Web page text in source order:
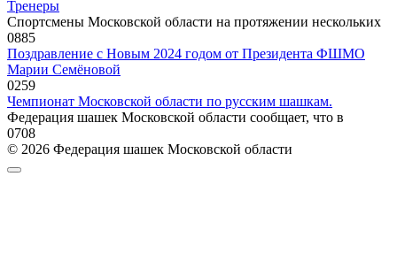
Тренеры
Спортсмены Московской области на протяжении нескольких
0885
Поздравление с Новым 2024 годом от Президента ФШМО
Марии Семёновой
0259
Чемпионат Московской области по русским шашкам.
Федерация шашек Московской области сообщает, что в
0708
© 2026 Федерация шашек Московской области